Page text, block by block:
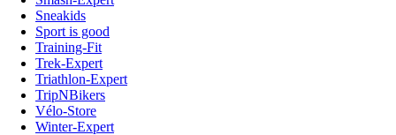
Sneakids
Sport is good
Training-Fit
Trek-Expert
Triathlon-Expert
TripNBikers
Vélo-Store
Winter-Expert